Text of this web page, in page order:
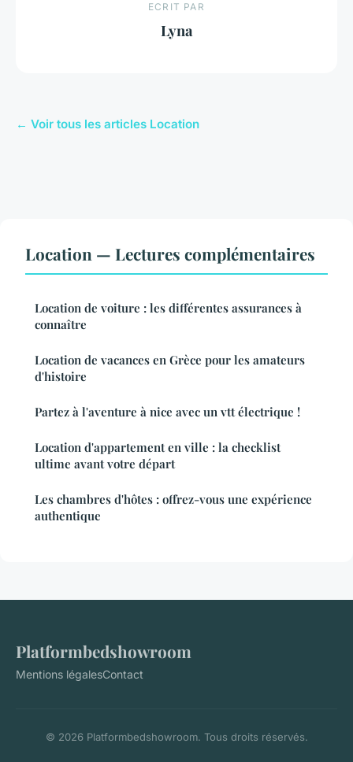
ECRIT PAR
Lyna
← Voir tous les articles Location
Location — Lectures complémentaires
Location de voiture : les différentes assurances à
connaître
Location de vacances en Grèce pour les amateurs
d'histoire
Partez à l'aventure à nice avec un vtt électrique !
Location d'appartement en ville : la checklist
ultime avant votre départ
Les chambres d'hôtes : offrez-vous une expérience
authentique
Platformbedshowroom
Mentions légalesContact
© 2026 Platformbedshowroom. Tous droits réservés.